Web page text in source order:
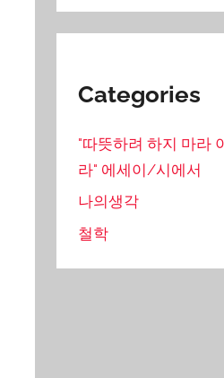
Categories
"따뜻하려 하지 마라
라" 에세이/시에서
나의생각
철학